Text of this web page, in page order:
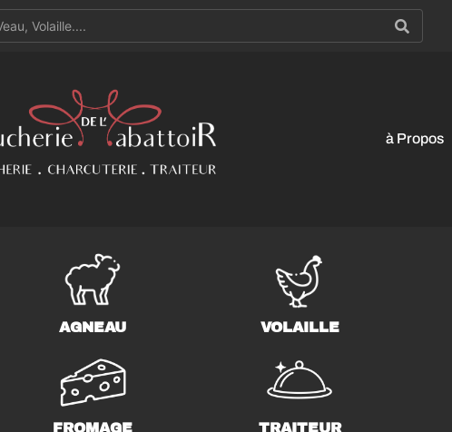
à Propos
AGNEAU VOLAILLE
FROMAGE TRAITEUR